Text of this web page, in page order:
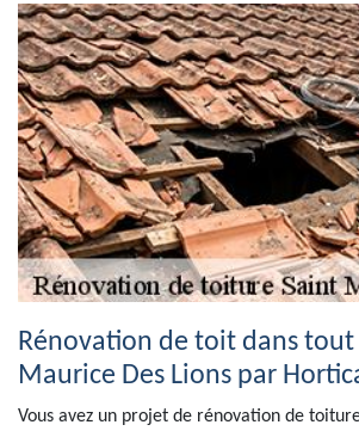
Rénovation de toit dans tout
Maurice Des Lions par
Vous avez un projet de rénovation de